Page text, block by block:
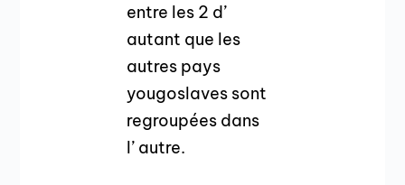
entre les 2 d’
autant que les
autres pays
yougoslaves sont
regroupées dans
l’ autre.